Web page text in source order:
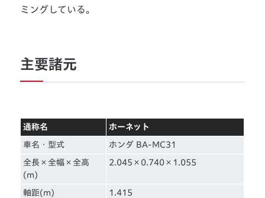
ミングしている。
主要諸元
通称名 ホーネット
車名・型式 ホンダ BA-MC31
全長×全幅×全高
(m)
2.045×0.740×1.055
軸距(m) 1.415